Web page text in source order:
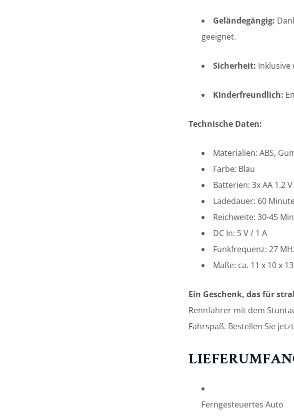
Geländegängig:
geeignet.
Sicherheit: Inklusive
Kinderfreundlich:
Technische Daten:
Materialien: ABS,
Farbe: Blau
Batterien: 3x AA 1.2
Ladedauer: 60
Reichweite: 30-45
DC In: 5 V / 1 A
Funkfrequenz: 27
Maße: ca. 11 x 10 x
Ein Geschenk, das für
Rennfahrer mit dem
Fahrspaß. Bestellen Sie
Ferngesteuertes Auto